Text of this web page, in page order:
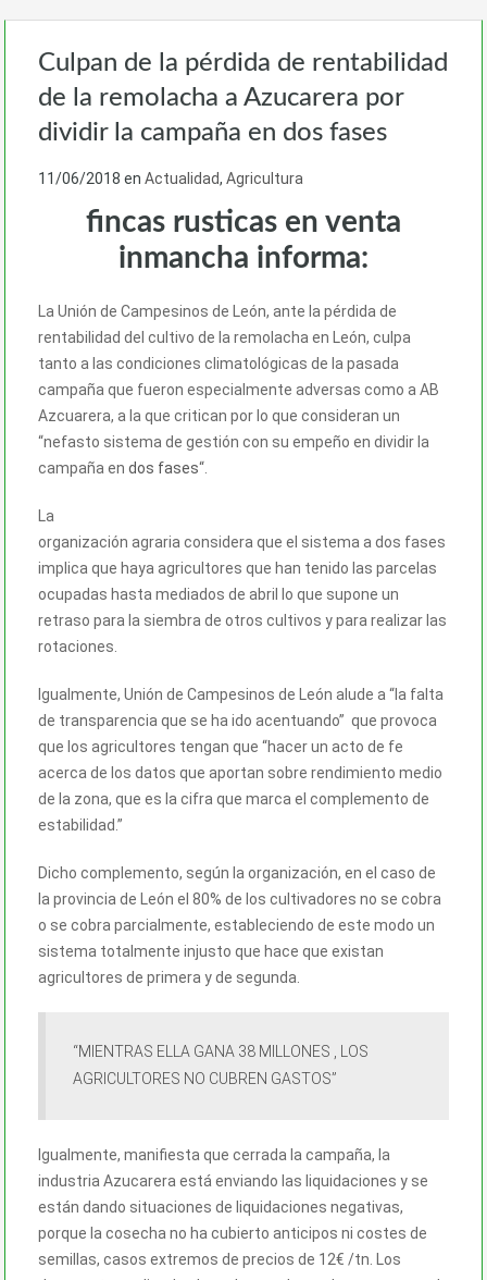
Culpan de la pérdida de rentabilidad
de la remolacha a Azucarera por
dividir la campaña en dos fases
11/06/2018 en Actualidad, Agricultura
fincas rusticas en venta
inmancha informa:
La Unión de Campesinos de León, ante la pérdida de
rentabilidad del cultivo de la remolacha en León, culpa
tanto a las condiciones climatológicas de la pasada
campaña que fueron especialmente adversas como a AB
Azcuarera, a la que critican por lo que consideran un
“nefasto sistema de gestión con su empeño en dividir la
campaña en dos fases“.
La
organización agraria considera que el sistema a dos fases
implica que haya agricultores que han tenido las parcelas
ocupadas hasta mediados de abril lo que supone un
retraso para la siembra de otros cultivos y para realizar las
rotaciones.
Igualmente, Unión de Campesinos de León alude a “la falta
de transparencia que se ha ido acentuando” que provoca
que los agricultores tengan que “hacer un acto de fe
acerca de los datos que aportan sobre rendimiento medio
de la zona, que es la cifra que marca el complemento de
estabilidad.”
Dicho complemento, según la organización, en el caso de
la provincia de León el 80% de los cultivadores no se cobra
o se cobra parcialmente, estableciendo de este modo un
sistema totalmente injusto que hace que existan
agricultores de primera y de segunda.
“MIENTRAS ELLA GANA 38 MILLONES , LOS
AGRICULTORES NO CUBREN GASTOS”
Igualmente, manifiesta que cerrada la campaña, la
industria Azucarera está enviando las liquidaciones y se
están dando situaciones de liquidaciones negativas,
porque la cosecha no ha cubierto anticipos ni costes de
semillas, casos extremos de precios de 12€ /tn. Los